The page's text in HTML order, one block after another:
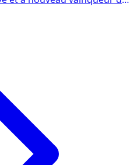
et à nouveau vainqueur du